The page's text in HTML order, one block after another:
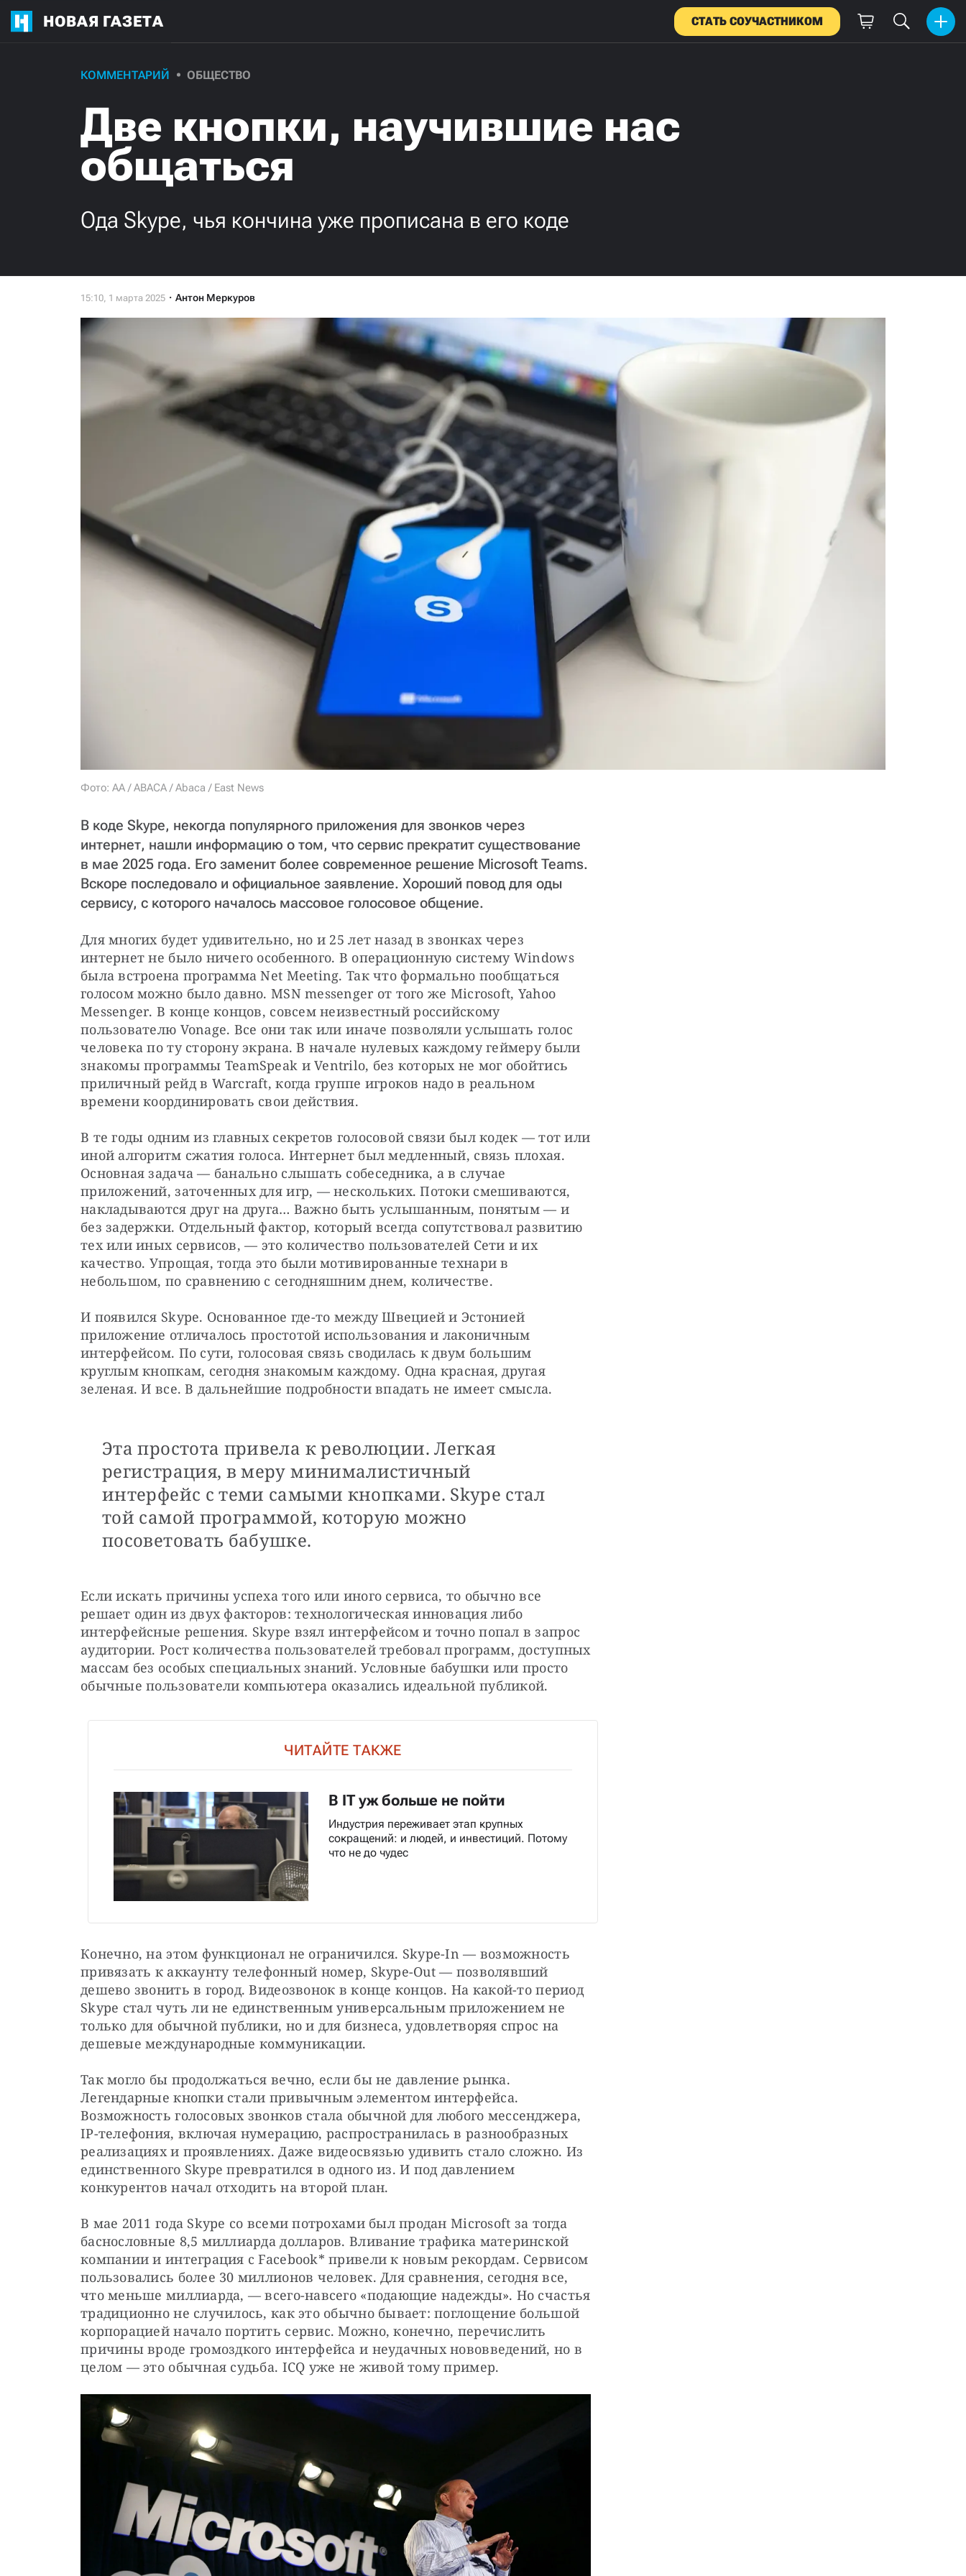
НОВАЯ ГАЗЕТА СТАТЬ СОУЧАСТНИКОМ
КОММЕНТАРИЙ ОБЩЕСТВО
Две кнопки, научившие нас
общаться
Ода Skype, чья кончина уже прописана в его коде
Антон Меркуров
Фото: AA / ABACA / Abaca / East News
В коде Skype, некогда популярного приложения для звонков через
интернет, нашли информацию о том, что сервис прекратит существование
в мае 2025 года. Его заменит более современное решение Microsoft Teams.
Вскоре последовало и официальное заявление. Хороший повод для оды
сервису, с которого началось массовое голосовое общение.
Для многих будет удивительно, но и 25 лет назад в звонках через
интернет не было ничего особенного. В операционную систему Windows
была встроена программа Net Meeting. Так что формально пообщаться
голосом можно было давно. MSN messenger от того же Microsoft, Yahoo
Messenger. В конце концов, совсем неизвестный российскому
пользователю Vonage. Все они так или иначе позволяли услышать голос
человека по ту сторону экрана. В начале нулевых каждому геймеру были
знакомы программы TeamSpeak и Ventrilo, без которых не мог обойтись
приличный рейд в Warcraft, когда группе игроков надо в реальном
времени координировать свои действия.
В те годы одним из главных секретов голосовой связи был кодек — тот или
иной алгоритм сжатия голоса. Интернет был медленный, связь плохая.
Основная задача — банально слышать собеседника, а в случае
приложений, заточенных для игр, — нескольких. Потоки смешиваются,
накладываются друг на друга… Важно быть услышанным, понятым — и
без задержки. Отдельный фактор, который всегда сопутствовал развитию
тех или иных сервисов, — это количество пользователей Сети и их
качество. Упрощая, тогда это были мотивированные технари в
небольшом, по сравнению с сегодняшним днем, количестве.
И появился Skype. Основанное где-то между Швецией и Эстонией
приложение отличалось простотой использования и лаконичным
интерфейсом. По сути, голосовая связь сводилась к двум большим
круглым кнопкам, сегодня знакомым каждому. Одна красная, другая
зеленая. И все. В дальнейшие подробности впадать не имеет смысла.
Эта простота привела к революции. Легкая
регистрация, в меру минималистичный
интерфейс с теми самыми кнопками. Skype стал
той самой программой, которую можно
посоветовать бабушке.
Если искать причины успеха того или иного сервиса, то обычно все
решает один из двух факторов: технологическая инновация либо
интерфейсные решения. Skype взял интерфейсом и точно попал в запрос
аудитории. Рост количества пользователей требовал программ, доступных
массам без особых специальных знаний. Условные бабушки или просто
обычные пользователи компьютера оказались идеальной публикой.
ЧИТАЙТЕ ТАКЖЕ
В IT уж больше не пойти
Индустрия переживает этап крупных
сокращений: и людей, и инвестиций. Потому
что не до чудес
Конечно, на этом функционал не ограничился. Skype-In — возможность
привязать к аккаунту телефонный номер, Skype-Out — позволявший
дешево звонить в город. Видеозвонок в конце концов. На какой-то период
Skype стал чуть ли не единственным универсальным приложением не
только для обычной публики, но и для бизнеса, удовлетворяя спрос на
дешевые международные коммуникации.
Так могло бы продолжаться вечно, если бы не давление рынка.
Легендарные кнопки стали привычным элементом интерфейса.
Возможность голосовых звонков стала обычной для любого мессенджера,
IP-телефония, включая нумерацию, распространилась в разнообразных
реализациях и проявлениях. Даже видеосвязью удивить стало сложно. Из
единственного Skyрe превратился в одного из. И под давлением
конкурентов начал отходить на второй план.
В мае 2011 года Skype со всеми потрохами был продан Microsoft за тогда
баснословные 8,5 миллиарда долларов. Вливание трафика материнской
компании и интеграция с Facebook* привели к новым рекордам. Сервисом
пользовались более 30 миллионов человек. Для сравнения, сегодня все,
что меньше миллиарда, — всего-навсего «подающие надежды». Но счастья
традиционно не случилось, как это обычно бывает: поглощение большой
корпорацией начало портить сервис. Можно, конечно, перечислить
причины вроде громоздкого интерфейса и неудачных нововведений, но в
целом — это обычная судьба. ICQ уже не живой тому пример.